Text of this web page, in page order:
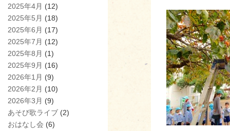
2025年4月 (12)
2025年5月 (18)
2025年6月 (17)
2025年7月 (12)
2025年8月 (1)
2025年9月 (16)
2026年1月 (9)
2026年2月 (10)
2026年3月 (9)
あそび歌ライブ (2)
おはなし会 (6)